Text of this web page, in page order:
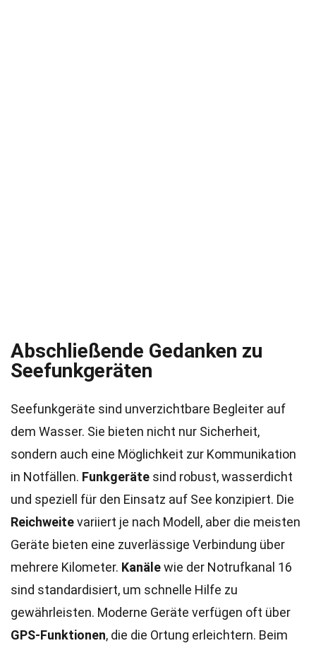
Abschließende Gedanken zu
Seefunkgeräten
Seefunkgeräte sind unverzichtbare Begleiter auf
dem Wasser. Sie bieten nicht nur Sicherheit,
sondern auch eine Möglichkeit zur Kommunikation
in Notfällen. Funkgeräte sind robust, wasserdicht
und speziell für den Einsatz auf See konzipiert. Die
Reichweitevariiert je nach Modell, aber die meisten
Geräte bieten eine zuverlässige Verbindung über
mehrere Kilometer. Kanälewie der Notrufkanal 16
sind standardisiert, um schnelle Hilfe zu
gewährleisten. Moderne Geräte verfügen oft über
GPS-Funktionen, die die Ortung erleichtern. Beim